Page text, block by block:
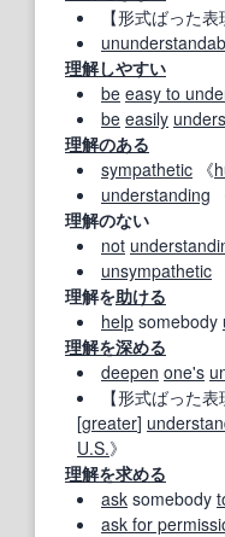
【形式ばった表
理解しやすい
be easy to
be easily
理解のある
sympathetic 《
understanding
理解のない
not
unsympathetic
理解を助ける
help somebody
理解を深める
deepen one's
【形式ばった表
[greater]
U.S.》
理解を求める
ask somebody
ask for